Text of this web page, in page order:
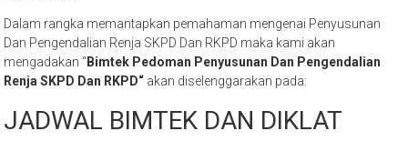
Dalam rangka memantapkan pemahaman mengenai Penyusunan
Dan Pengendalian Renja SKPD Dan RKPD maka kami akan
mengadakan “Bimtek Pedoman Penyusunan Dan Pengendalian
Renja SKPD Dan RKPD“ akan diselenggarakan pada:
JADWAL BIMTEK DAN DIKLAT